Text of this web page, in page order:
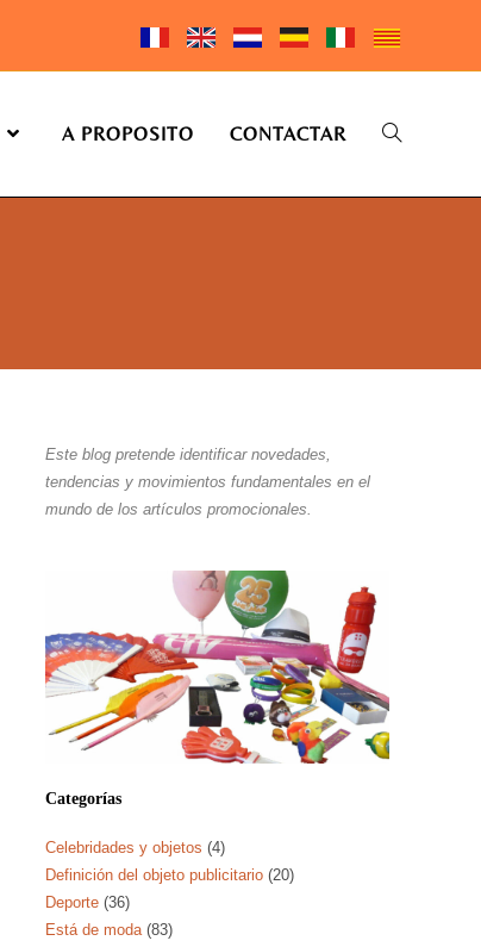
A PROPOSITO CONTACTAR
Este blog pretende identificar novedades,
tendencias y movimientos fundamentales en el
mundo de los artículos promocionales.
Categorías
Celebridades y objetos (4)
Definición del objeto publicitario (20)
Deporte (36)
Está de moda (83)